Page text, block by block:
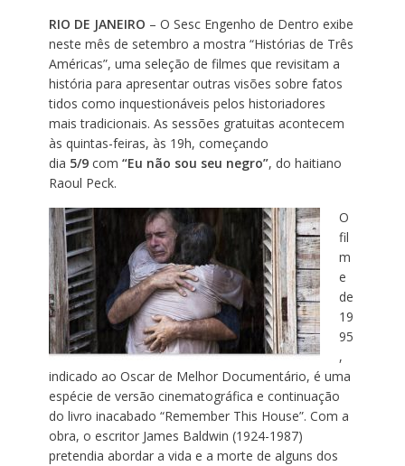
RIO DE JANEIRO – O Sesc Engenho de Dentro exibe
neste mês de setembro a mostra “Histórias de Três
Américas”, uma seleção de filmes que revisitam a
história para apresentar outras visões sobre fatos
tidos como inquestionáveis pelos historiadores
mais tradicionais. As sessões gratuitas acontecem
às quintas-feiras, às 19h, começando
dia 5/9com “Eu não sou seu negro”, do haitiano
Raoul Peck.
O
fil
m
e
de
19
95
,
indicado ao Oscar de Melhor Documentário, é uma
espécie de versão cinematográfica e continuação
do livro inacabado “Remember This House”. Com a
obra, o escritor James Baldwin (1924-1987)
pretendia abordar a vida e a morte de alguns dos